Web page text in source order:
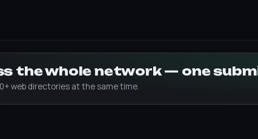
the whole network — one
web directories at the same time.